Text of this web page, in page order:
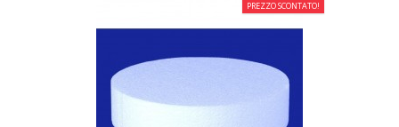
PREZZO SCONTATO!